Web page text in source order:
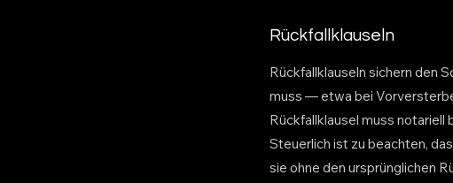
Rückfallklauseln
Rückfallklauseln sichern den
muss — etwa bei
Rückfallklausel muss notariell
Steuerlich ist zu beachten,
sie ohne den ursprünglichen